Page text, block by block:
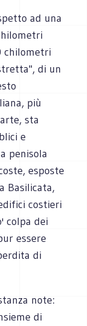
ad una
chilometri
di un
più
sta
e
penisola
esposte
Basilicata,
costieri
colpa dei
essere
di
note:
di